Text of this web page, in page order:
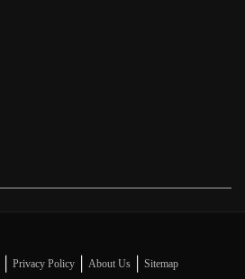
Privacy Policy About Us Sitemap